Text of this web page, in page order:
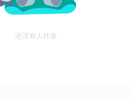
还没有人转发